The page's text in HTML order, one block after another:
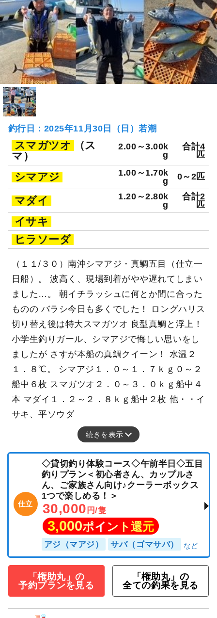
釣行日：2025年11月30日（日）若潮
スマガツオ
（ス
マ）
2.00～3.00k
g
合計4
匹
シマアジ
1.00～1.70k
g
0～2匹
マダイ
1.20～2.80k
g
合計2
匹
イサキ
ヒラソーダ
（１１/３０）南沖シマアジ・真鯛五目（仕立一
日船）。 波高く、現場到着がやや遅れてしまい
ました…。 朝イチラッシュに何とか間に合った
ものの バラシ今日も多くでした！ ロングハリス
切り替え後は特大スマガツオ 良型真鯛と浮上！
小学生釣りガール、シマアジで悔しい思いをし
ましたが さすが本船の真鯛クイーン！ 水温２
１．８℃。 シマアジ１．０～１．７ｋｇ０～２
船中６枚 スマガツオ２．０～３．０ｋｇ船中４
本 マダイ１．２～２．８ｋｇ船中２枚 他・・イ
サキ、平ソウダ
続きを表示
仕立
◇貸切釣り体験コース◇午前半日◇五目
釣りプラン＜初心者さん、カップルさ
ん、ご家族さん向け♪クーラーボックス
1つで楽しめる！＞
30,000 円/隻
3,000ポイント還元
アジ（マアジ） サバ（ゴマサバ）
「権助丸」の
予約プランを見る
「権助丸」の
全ての釣果を見る